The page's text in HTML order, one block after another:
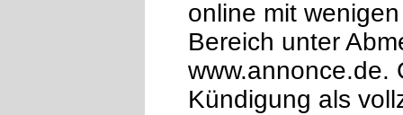
online mit
Bereich unter
www.annonce.de.
Kündigung als